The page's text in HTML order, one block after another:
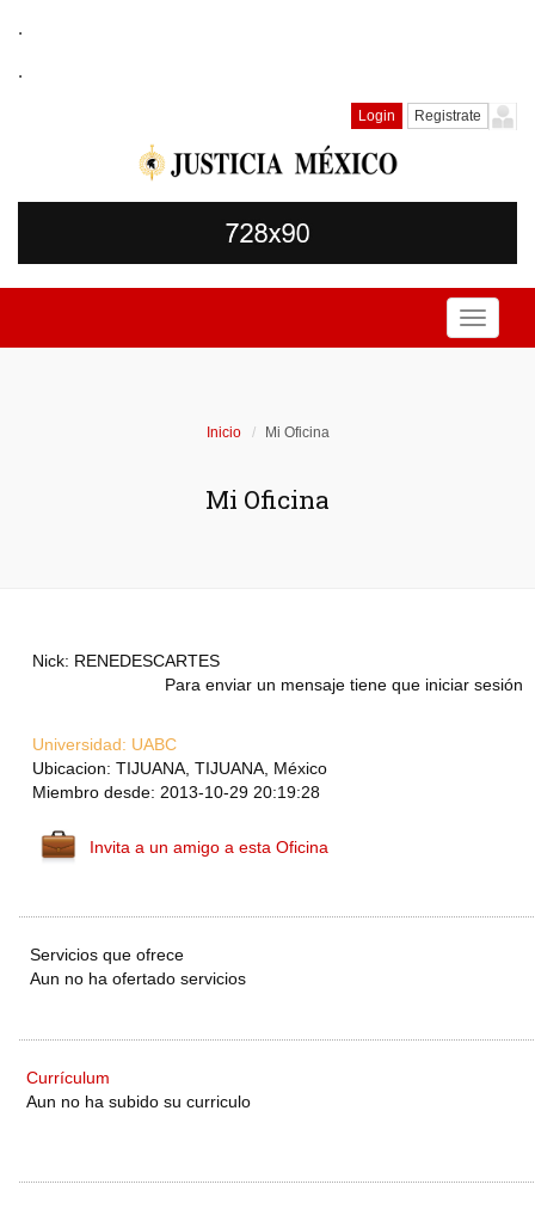
.
.
Login Registrate
Toggle
Inicio Mi Oficina
Mi Oficina
Nick: RENEDESCARTES
Para enviar un mensaje tiene que iniciar sesión
Universidad: UABC
Ubicacion: TIJUANA, TIJUANA, México
Miembro desde: 2013-10-29 20:19:28
Invita a un amigo a esta Oficina
Servicios que ofrece
Aun no ha ofertado servicios
Currículum
Aun no ha subido su curriculo